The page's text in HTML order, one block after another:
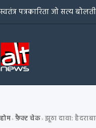
Skip to content
स्वतंत्र पत्रकारिता जो सत्य
होम› फ़ैक्ट चेक›